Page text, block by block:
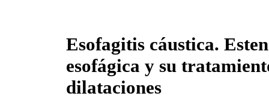
Esofagitis cáustica.
esofágica y su
dilataciones